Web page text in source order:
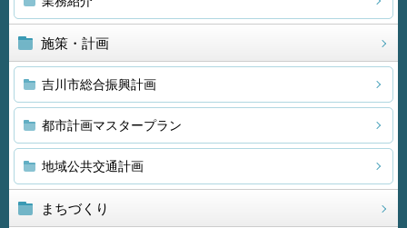
施策・計画
吉川市総合振興計画
都市計画マスタープラン
地域公共交通計画
まちづくり